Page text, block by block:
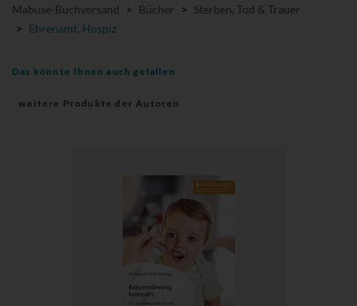
Mabuse-Buchversand > Bücher > Sterben, Tod & Trauer
> Ehrenamt, Hospiz
Das könnte Ihnen auch gefallen
weitere Produkte der Autoren